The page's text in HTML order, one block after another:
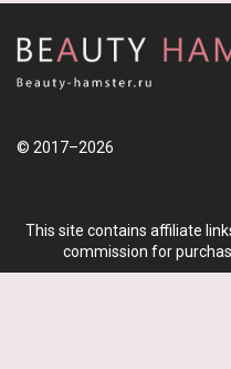
© 2017–2026
This site contains affiliate
commission for